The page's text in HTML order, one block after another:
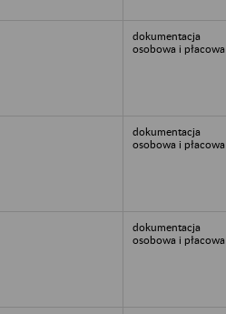
dokumentacja
osobowa i płacowa
dokumentacja
osobowa i płacowa
dokumentacja
osobowa i płacowa